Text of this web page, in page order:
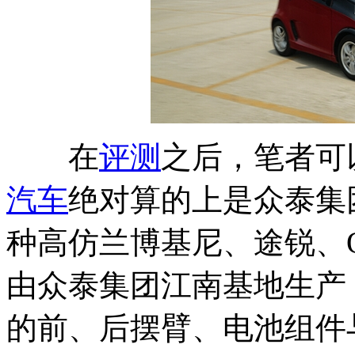
在评测 之后，笔者
汽车绝对算的上是众泰
种高仿兰博基尼、途锐
由众泰集团江南基地生
的前、后摆臂、电池组